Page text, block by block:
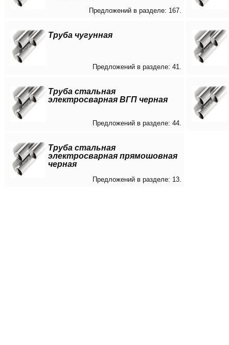
Предложений в разделе: 167.
Труба чугунная
Предложений в разделе: 41.
Труба стальная
электросварная ВГП черная
Предложений в разделе: 44.
Труба стальная
электросварная прямошовная
черная
Предложений в разделе: 13.